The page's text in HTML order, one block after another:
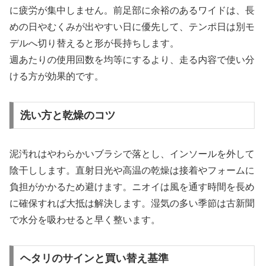
に疲労が集中しません。前足部に余裕のあるワイドは、長
めの日やむくみが出やすい日に優先して、テンポ日は別モ
デルへ切り替えると形が長持ちします。
週あたりの使用回数を均等にするより、走る内容で使い分
ける方が効果的です。
洗い方と乾燥のコツ
泥汚れはやわらかいブラシで落とし、インソールを外して
陰干しします。直射日光や高温の乾燥は接着やフォームに
負担がかかるため避けます。ニオイは風を通す時間を長め
に確保すれば大抵は解決します。湿気の多い季節は古新聞
で水分を吸わせると早く整います。
ヘタリのサインと買い替え基準